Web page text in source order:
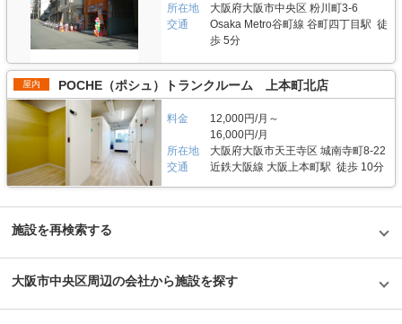
所在地
大阪府大阪市中央区 粉川町3-6
交通
Osaka Metro谷町線 谷町四丁目駅 徒
歩 5分
屋内 POCHE（ポシュ）トランクルーム 上本町北店
料金
12,000円/月～
16,000円/月
所在地
大阪府大阪市天王寺区 城南寺町8-22
交通
近鉄大阪線 大阪上本町駅 徒歩 10分
施設を再検索する
大阪市中央区周辺の会社から施設を探す